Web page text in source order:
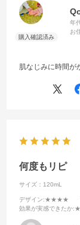
年
お
肌なじみに時間が
何度もリピ
サイズ：120mL
デザイン:★★★★
効果が実感できたか